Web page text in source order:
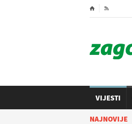
⌂ 
VIJESTI
NAJNOVIJE
07.08.2026. u